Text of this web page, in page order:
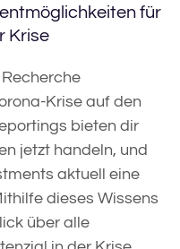
für
Krise
Krise auf den
bieten dir
jetzt handeln, und
aktuell eine
dieses Wissens
über alle